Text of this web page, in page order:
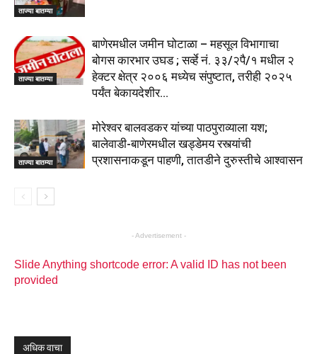
ताज्या बातम्या
ताज्या बातम्या
बाणेरमधील जमीन घोटाळा – महसूल विभागाचा
बोगस कारभार उघड ; सर्व्हे नं. ३३/२पै/१ मधील २
हेक्टर क्षेत्र २००६ मध्येच संपुष्टात, तरीही २०२५
पर्यंत बेकायदेशीर...
ताज्या बातम्या
मोरेश्वर बालवडकर यांच्या पाठपुराव्याला यश;
बालेवाडी-बाणेरमधील खड्डेमय रस्त्यांची
प्रशासनाकडून पाहणी, तातडीने दुरुस्तीचे आश्वासन
- Advertisement -
Slide Anything shortcode error: A valid ID has not been
provided
अधिक वाचा